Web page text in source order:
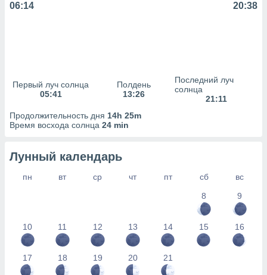
06:14 20:38
Первый луч солнца
05:41
Полдень
13:26
Последний луч
солнца
21:11
Продолжительность дня 14h 25m
Время восхода солнца 24 min
Лунный календарь
пн вт ср чт пт сб
вс
8
9
10 11 12 13 14 15 16
17 18 19 20 21